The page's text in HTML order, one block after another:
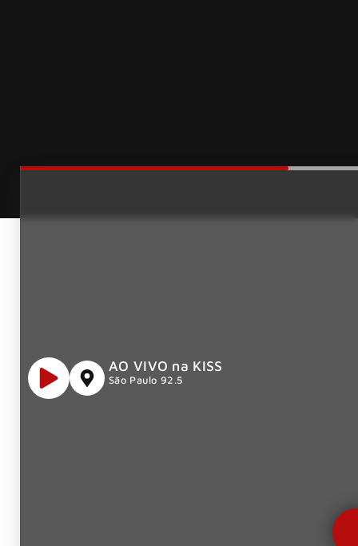
AO VIVO na KISS
São Paulo 92.5